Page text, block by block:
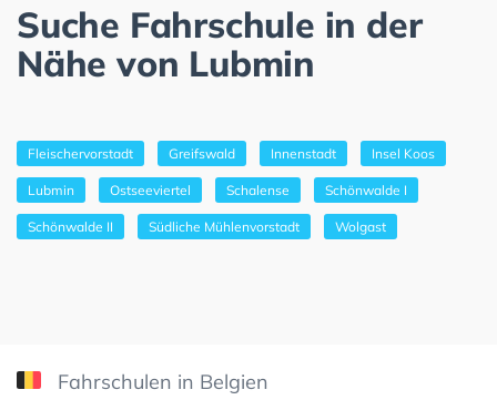
Suche Fahrschule in der
Nähe von Lubmin
Fleischervorstadt Greifswald Innenstadt Insel Koos
Lubmin Ostseeviertel Schalense Schönwalde I
Schönwalde II Südliche Mühlenvorstadt Wolgast
Fahrschulen in Belgien